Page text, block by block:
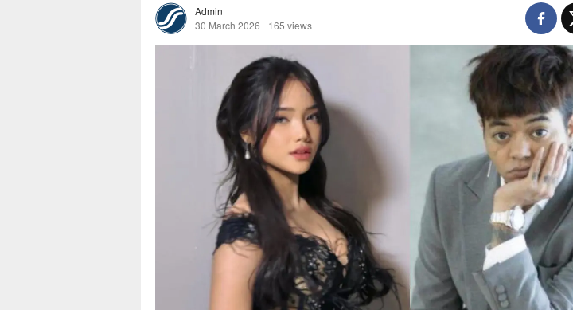
Admin
30 March 2026
165 views